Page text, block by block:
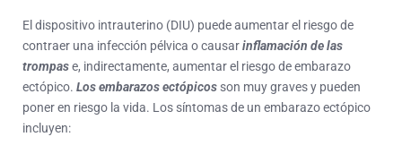
El dispositivo intrauterino (DIU) puede aumentar el riesgo de
contraer una infección pélvica o causarinflamación de las
trompase, indirectamente, aumentar el riesgo de embarazo
ectópico. Los embarazos ectópicos son muy graves y pueden
poner en riesgo la vida. Los síntomas de un embarazo ectópico
incluyen: